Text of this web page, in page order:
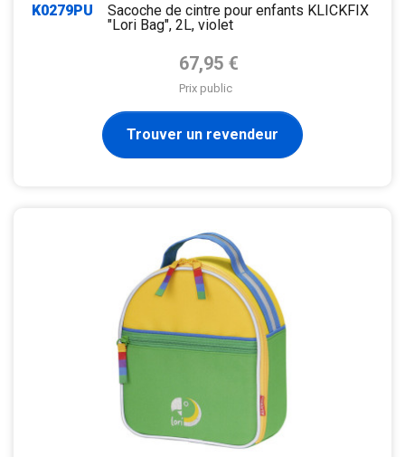
K0279PU
Sacoche de cintre pour enfants KLICKFIX
"Lori Bag", 2L, violet
Prix de base
67,95 €
Prix public
Trouver un revendeur